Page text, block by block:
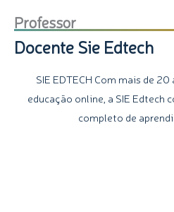
Professor
Docente Sie Edtech
SIE EDTECH Com mais de
educação online, a SIE Edtech
completo de